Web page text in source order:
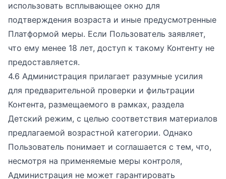
использовать всплывающее окно для
подтверждения возраста и иные предусмотренные
Платформой меры. Если Пользователь заявляет,
что ему менее 18 лет, доступ к такому Контенту не
предоставляется.
4.6 Администрация прилагает разумные усилия
для предварительной проверки и фильтрации
Контента, размещаемого в рамках, раздела
Детский режим, с целью соответствия материалов
предлагаемой возрастной категории. Однако
Пользователь понимает и соглашается с тем, что,
несмотря на применяемые меры контроля,
Администрация не может гарантировать